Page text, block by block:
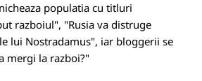
populatia cu titluri
razboiul", "Rusia va distruge
lui Nostradamus", iar bloggerii se
mergi la razboi?"